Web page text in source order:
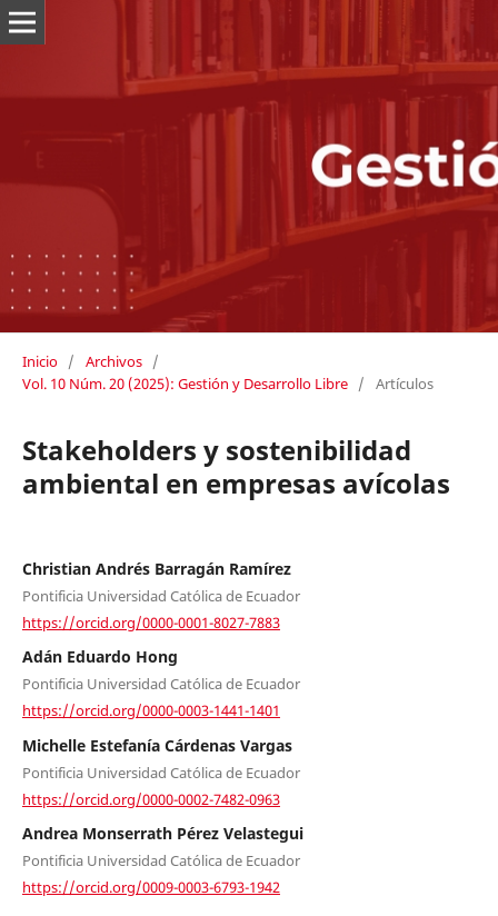
Inicio / Archivos /
Vol. 10 Núm. 20 (2025): Gestión y Desarrollo Libre / Artículos
Stakeholders y sostenibilidad
ambiental en empresas avícolas
Christian Andrés Barragán Ramírez
Pontificia Universidad Católica de Ecuador
https://orcid.org/0000-0001-8027-7883
Adán Eduardo Hong
Pontificia Universidad Católica de Ecuador
https://orcid.org/0000-0003-1441-1401
Michelle Estefanía Cárdenas Vargas
Pontificia Universidad Católica de Ecuador
https://orcid.org/0000-0002-7482-0963
Andrea Monserrath Pérez Velastegui
Pontificia Universidad Católica de Ecuador
https://orcid.org/0009-0003-6793-1942